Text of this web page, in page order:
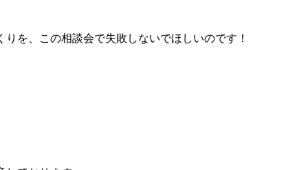
を、この相談会で失敗しないでほしいのです！